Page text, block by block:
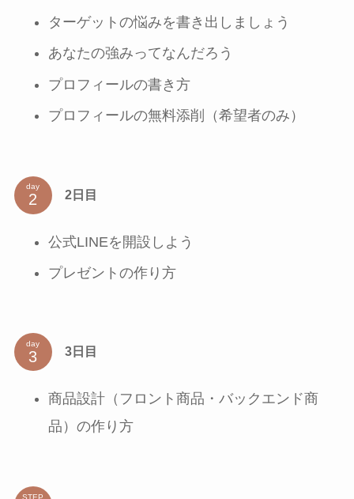
ターゲットの悩みを書き出しましょう
あなたの強みってなんだろう
プロフィールの書き方
プロフィールの無料添削（希望者のみ）
day
2日目
公式LINEを開設しよう
プレゼントの作り方
day
3日目
商品設計（フロント商品・バックエンド商
品）の作り方
STEP